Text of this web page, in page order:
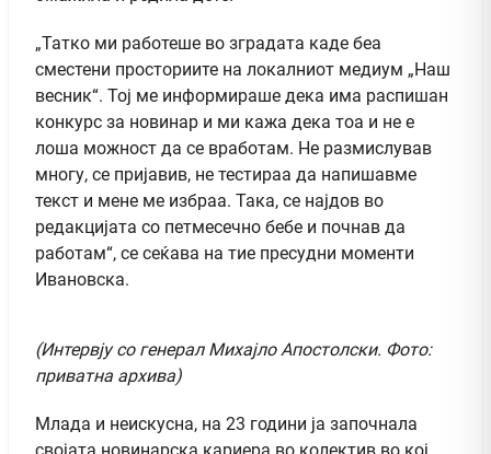
„Татко ми работеше во зградата каде беа
сместени просториите на локалниот медиум „Наш
весник“. Тој ме информираше дека има распишан
конкурс за новинар и ми кажа дека тоа и не е
лоша можност да се вработам. Не размислував
многу, се пријавив, не тестираа да напишавме
текст и мене ме избраа. Така, се најдов во
редакцијата со петмесечно бебе и почнав да
работам“, се сеќава на тие пресудни моменти
Ивановска.
(Интервју со генерал Михајло Апостолски. Фото:
приватна архива)
Млада и неискусна, на 23 години ја започнала
својата новинарска кариера во колектив во кој